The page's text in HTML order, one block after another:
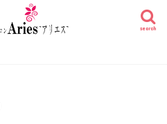
search